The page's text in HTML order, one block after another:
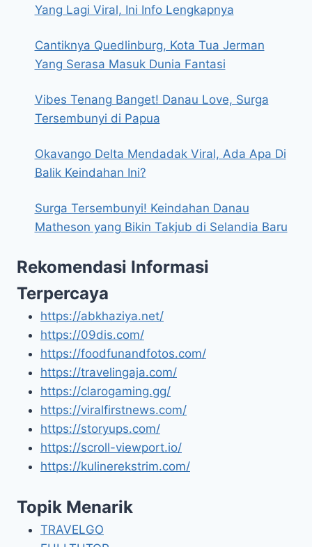
Yang Lagi Viral, Ini Info Lengkapnya
Cantiknya Quedlinburg, Kota Tua Jerman
Yang Serasa Masuk Dunia Fantasi
Vibes Tenang Banget! Danau Love, Surga
Tersembunyi di Papua
Okavango Delta Mendadak Viral, Ada Apa Di
Balik Keindahan Ini?
Surga Tersembunyi! Keindahan Danau
Matheson yang Bikin Takjub di Selandia Baru
Rekomendasi Informasi
Terpercaya
https://abkhaziya.net/
https://09dis.com/
https://foodfunandfotos.com/
https://travelingaja.com/
https://clarogaming.gg/
https://viralfirstnews.com/
https://storyups.com/
https://scroll-viewport.io/
https://kulinerekstrim.com/
Topik Menarik
TRAVELGO